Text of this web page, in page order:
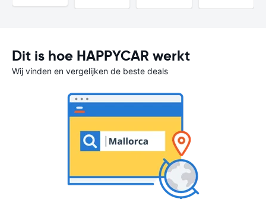
Dit is hoe HAPPYCAR werkt
Wij vinden en vergelijken de beste deals